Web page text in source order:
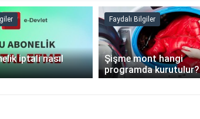
iptali nasıl
Faydalı Bilgiler
Şişme mont hangi
programda kurutulur?